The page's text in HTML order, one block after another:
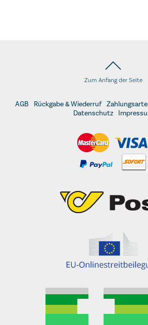
Zum Anfang der Seite
AGB Rückgabe & Wiederruf
Datenschutz